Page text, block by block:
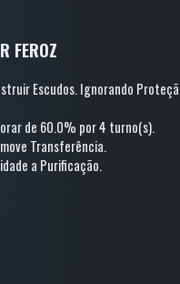
FEROZ
Escudos.Ignorando
de 60.0% por 4 turno(s).
Transferência.
a Purificação.